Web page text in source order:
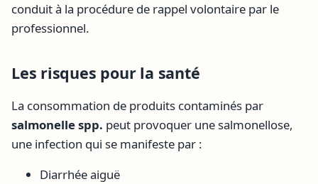
conduit à la procédure de rappel volontaire par le
professionnel.
Les risques pour la santé
La consommation de produits contaminés par
salmonelle spp. peut provoquer une salmonellose,
une infection qui se manifeste par :
Diarrhée aiguë